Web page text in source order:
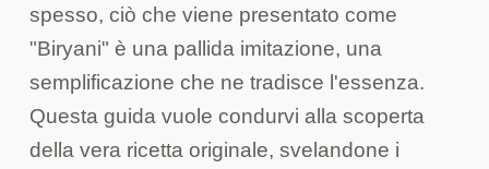
spesso, ciò che viene presentato come
"Biryani" è una pallida imitazione, una
semplificazione che ne tradisce l'essenza.
Questa guida vuole condurvi alla scoperta
della vera ricetta originale, svelandone i